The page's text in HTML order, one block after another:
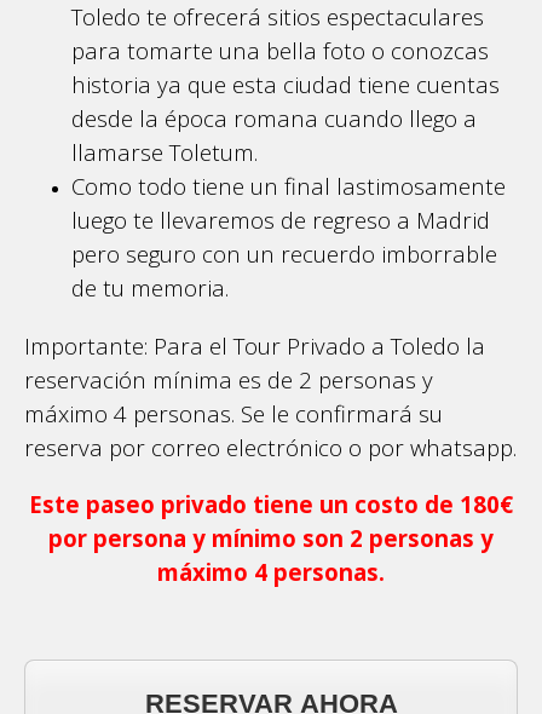
Toledo te ofrecerá sitios espectaculares
para tomarte una bella foto o conozcas
historia ya que esta ciudad tiene cuentas
desde la época romana cuando llego a
llamarse Toletum.
Como todo tiene un final lastimosamente
luego te llevaremos de regreso a Madrid
pero seguro con un recuerdo imborrable
de tu memoria.
Importante: Para el Tour Privado a Toledo la
reservación mínima es de 2 personas y
máximo 4 personas. Se le confirmará su
reserva por correo electrónico o por whatsapp.
Este paseo privado tiene un costo de 180€
por persona y mínimo son 2 personas y
máximo 4 personas.
RESERVAR AHORA